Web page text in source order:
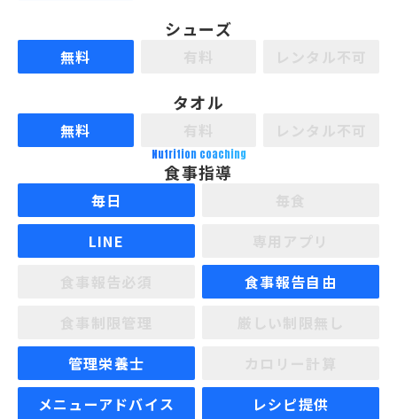
シューズ
無料
タオル
無料
Nutrition coaching
食事指導
毎日
LINE
食事報告自由
管理栄養士
メニューアドバイス
レシピ提供